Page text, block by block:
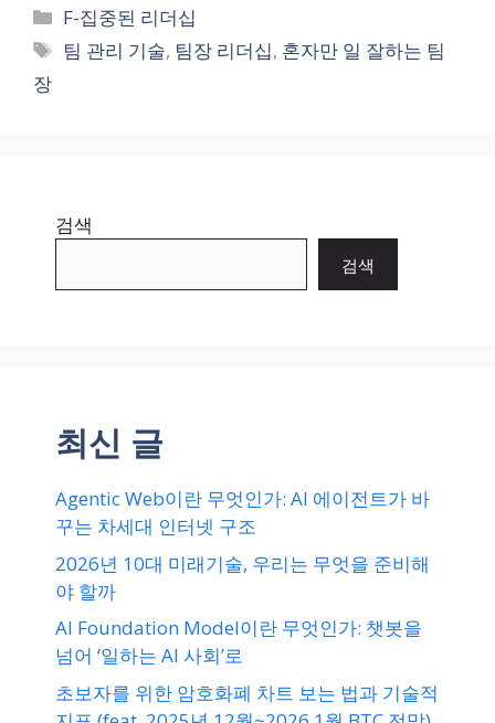
카
테
고
F-집중된 리더십
태
팀 관리 기술, 팀장 리더십, 혼자만 일 잘하는 팀
장
검색
검색
최신 글
Agentic Web이란 무엇인가: AI 에이전트가 바
꾸는 차세대 인터넷 구조
2026년 10대 미래기술, 우리는 무엇을 준비해
야 할까
AI Foundation Model이란 무엇인가: 챗봇을
넘어 ‘일하는 AI 사회’로
초보자를 위한 암호화폐 차트 보는 법과 기술적